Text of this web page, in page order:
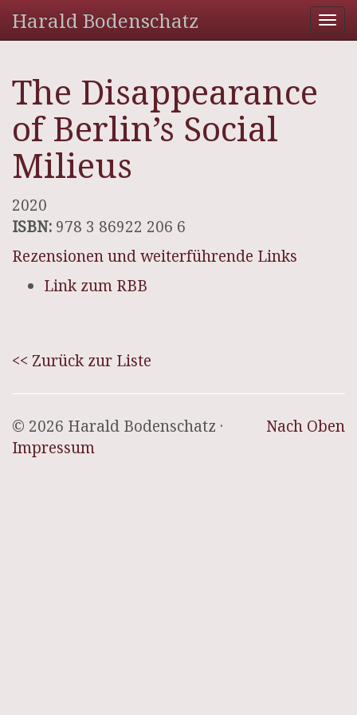
Harald Bodenschatz
The Disappearance
of Berlin’s Social
Milieus
2020
ISBN: 978 3 86922 206 6
Rezensionen und weiterführende Links
Link zum RBB
<< Zurück zur Liste
Nach Oben
© 2026 Harald Bodenschatz ·
Impressum